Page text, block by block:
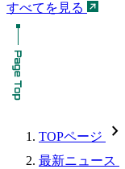
すべてを見る
TOPページ chevron_forward
最新ニュース